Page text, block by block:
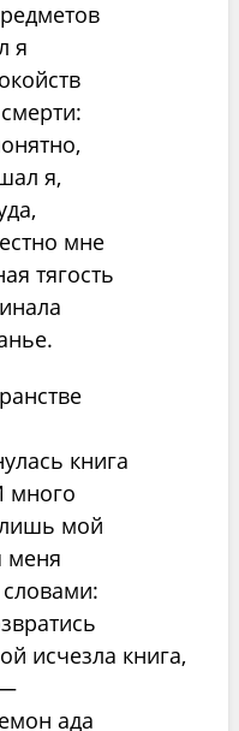
я
я,
мне
тягость
книга
много
мой
меня
исчезла книга,
ада